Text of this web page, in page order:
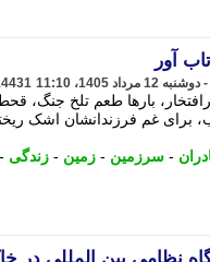
آور
بارها طعم تلخ جنگ،
غم فرزندانشان اشک ریخته
- سرزمین - زمین - زندگی -